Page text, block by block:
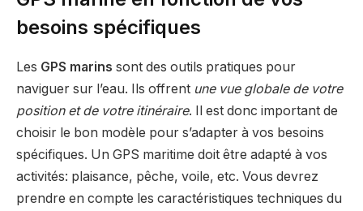
besoins spécifiques
Les GPS marins sont des outils pratiques pour
naviguer sur l’eau. Ils offrent une vue globale de votre
position et de votre itinéraire. Il est donc important de
choisir le bon modèle pour s’adapter à vos besoins
spécifiques. Un GPS maritime doit être adapté à vos
activités: plaisance, pêche, voile, etc. Vous devrez
prendre en compte les caractéristiques techniques du